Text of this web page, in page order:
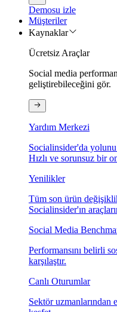
Demosu izle
Müşteriler
Kaynaklar
Ücretsiz Araçlar
Social media
geliştirebileceğini gör.
Yardım Merkezi
Socialinsider'da
Hızlı ve sorunsuz bir
Yenilikler
Tüm son ürün
Socialinsider'ın
Social Media
Performansını belirli
karşılaştır.
Canlı Oturumlar
Sektör uzmanlarından